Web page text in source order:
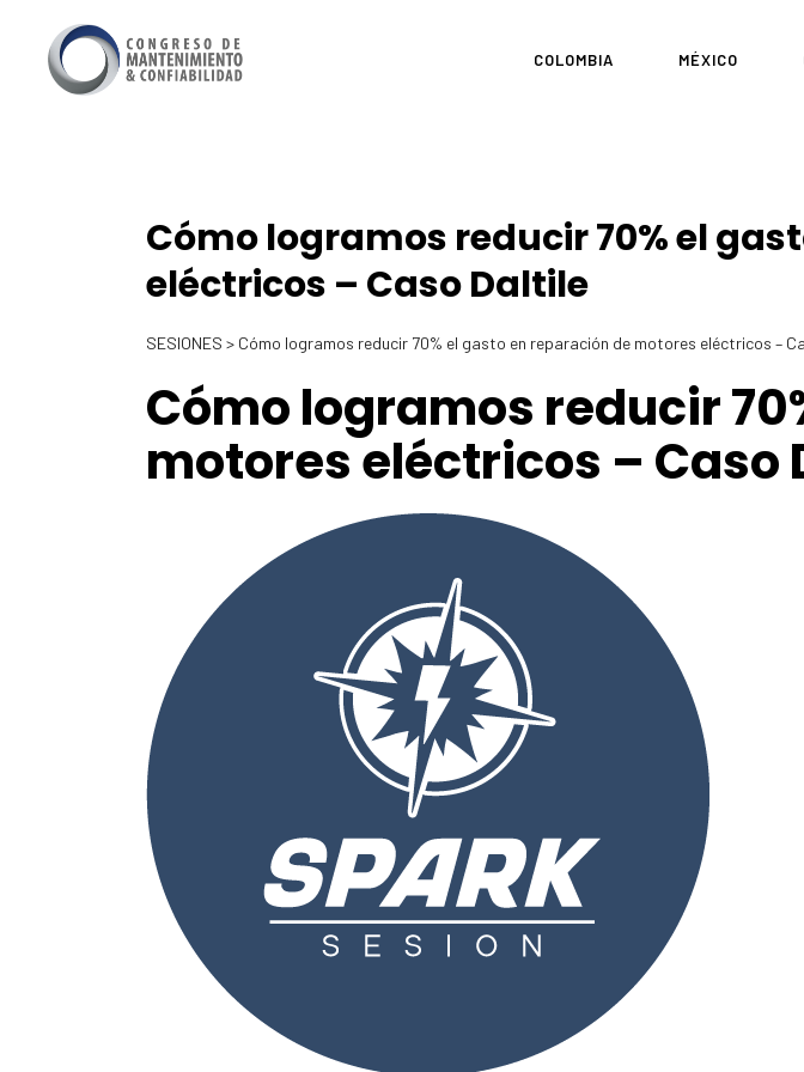
COLOMBIA MÉXICO
Cómo logramos reducir 70% el
eléctricos – Caso Daltile
SESIONES > Cómo logramos reducir 70% el gasto en reparación de motores eléctricos –
Cómo logramos reducir
motores eléctricos – Caso